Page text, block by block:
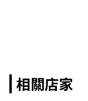
相關店家